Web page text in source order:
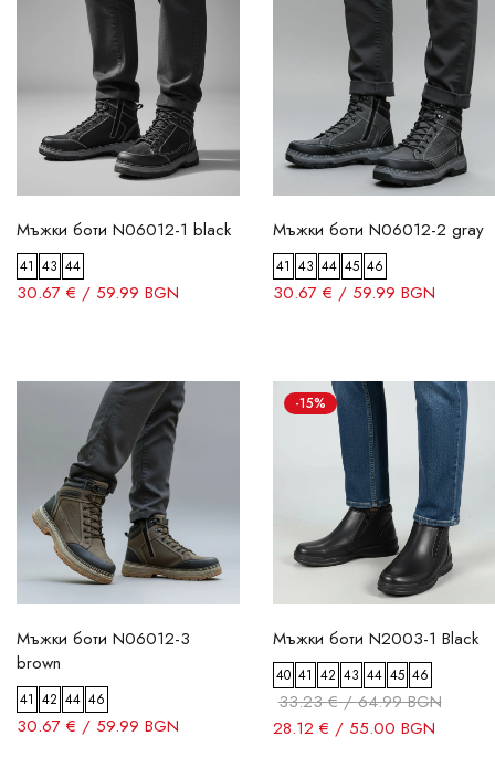
Мъжки боти N06012-1 black
41 43 44
30.67 € / 59.99 BGN
Мъжки боти N06012-2 gray
41 43 44 45 46
30.67 € / 59.99 BGN
Мъжки боти N06012-3
brown
41 42 44 46
30.67 € / 59.99 BGN
-15%
Мъжки боти N2003-1 Black
40 41 42 43 44 45 46
33.23 € / 64.99 BGN
28.12 € / 55.00 BGN